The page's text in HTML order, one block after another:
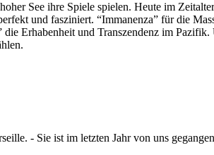
See ihre Spiele spielen. Heute im
und fasziniert. “Immanenza” für die
Erhabenheit und Transzendenz im
- Sie ist im letzten Jahr von uns